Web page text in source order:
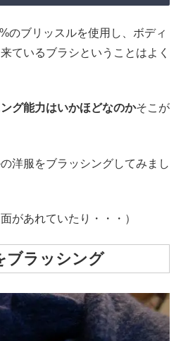
のブリッスルを使用し、ボディ
ているブラシということはよく
グ能力はいかほどなのかそこが
洋服をブラッシングしてみまし
があれていたり・・・）
ブラッシング